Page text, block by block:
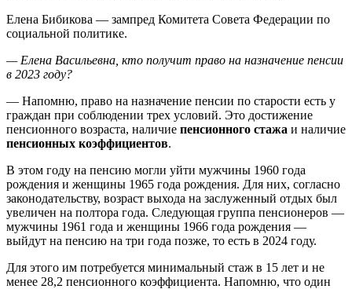
Елена Бибикова — зампред Комитета Совета Федерации по
социальной политике.
— Елена Васильевна, кто получит право на назначение пенсии
в 2023 году?
— Напомню, право на назначение пенсии по старости есть у
граждан при соблюдении трех условий. Это достижение
пенсионного возраста, наличие пенсионного стажа и наличие
пенсионных коэффициентов.
В этом году на пенсию могли уйти мужчины 1960 года
рождения и женщины 1965 года рождения. Для них, согласно
законодательству, возраст выхода на заслуженный отдых был
увеличен на полтора года. Следующая группа пенсионеров —
мужчины 1961 года и женщины 1966 года рождения —
выйдут на пенсию на три года позже, то есть в 2024 году.
Для этого им потребуется минимальный стаж в 15 лет и не
менее 28,2 пенсионного коэффициента. Напомню, что один